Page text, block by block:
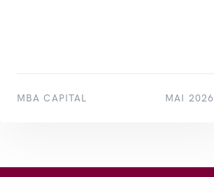
MBA CAPITAL MAI 2026